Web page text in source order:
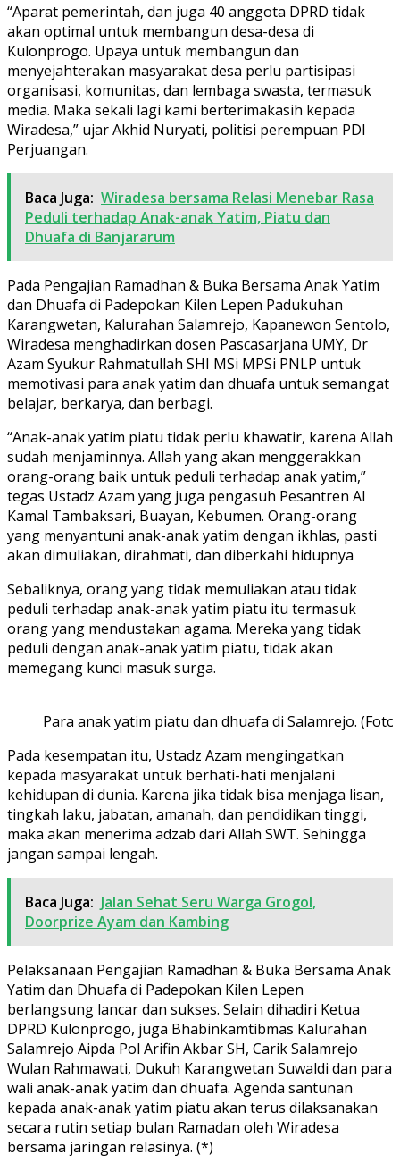
“Aparat pemerintah, dan juga 40 anggota DPRD tidak
akan optimal untuk membangun desa-desa di
Kulonprogo. Upaya untuk membangun dan
menyejahterakan masyarakat desa perlu partisipasi
organisasi, komunitas, dan lembaga swasta, termasuk
media. Maka sekali lagi kami berterimakasih kepada
Wiradesa,” ujar Akhid Nuryati, politisi perempuan PDI
Perjuangan.
Baca Juga: Wiradesa bersama Relasi Menebar Rasa
Peduli terhadap Anak-anak Yatim, Piatu dan
Dhuafa di Banjararum
Pada Pengajian Ramadhan & Buka Bersama Anak Yatim
dan Dhuafa di Padepokan Kilen Lepen Padukuhan
Karangwetan, Kalurahan Salamrejo, Kapanewon Sentolo,
Wiradesa menghadirkan dosen Pascasarjana UMY, Dr
Azam Syukur Rahmatullah SHI MSi MPSi PNLP untuk
memotivasi para anak yatim dan dhuafa untuk semangat
belajar, berkarya, dan berbagi.
“Anak-anak yatim piatu tidak perlu khawatir, karena Allah
sudah menjaminnya. Allah yang akan menggerakkan
orang-orang baik untuk peduli terhadap anak yatim,”
tegas Ustadz Azam yang juga pengasuh Pesantren Al
Kamal Tambaksari, Buayan, Kebumen. Orang-orang
yang menyantuni anak-anak yatim dengan ikhlas, pasti
akan dimuliakan, dirahmati, dan diberkahi hidupnya
Sebaliknya, orang yang tidak memuliakan atau tidak
peduli terhadap anak-anak yatim piatu itu termasuk
orang yang mendustakan agama. Mereka yang tidak
peduli dengan anak-anak yatim piatu, tidak akan
memegang kunci masuk surga.
Para anak yatim piatu dan dhuafa di Salamrejo.
Pada kesempatan itu, Ustadz Azam mengingatkan
kepada masyarakat untuk berhati-hati menjalani
kehidupan di dunia. Karena jika tidak bisa menjaga lisan,
tingkah laku, jabatan, amanah, dan pendidikan tinggi,
maka akan menerima adzab dari Allah SWT. Sehingga
jangan sampai lengah.
Baca Juga: Jalan Sehat Seru Warga Grogol,
Doorprize Ayam dan Kambing
Pelaksanaan Pengajian Ramadhan & Buka Bersama Anak
Yatim dan Dhuafa di Padepokan Kilen Lepen
berlangsung lancar dan sukses. Selain dihadiri Ketua
DPRD Kulonprogo, juga Bhabinkamtibmas Kalurahan
Salamrejo Aipda Pol Arifin Akbar SH, Carik Salamrejo
Wulan Rahmawati, Dukuh Karangwetan Suwaldi dan para
wali anak-anak yatim dan dhuafa. Agenda santunan
kepada anak-anak yatim piatu akan terus dilaksanakan
secara rutin setiap bulan Ramadan oleh Wiradesa
bersama jaringan relasinya. (*)